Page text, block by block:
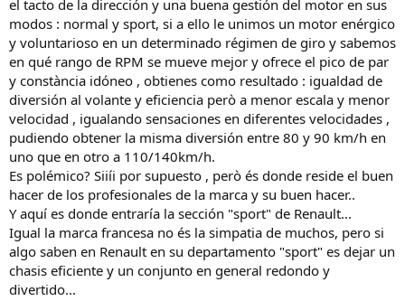
el tacto de la dirección y una buena gestión del motor en sus
modos : normal y sport, si a ello le unimos un motor enérgico
y voluntarioso en un determinado régimen de giro y sabemos
en qué rango de RPM se mueve mejor y ofrece el pico de par
y constància idóneo , obtienes como resultado : igualdad de
diversión al volante y eficiencia però a menor escala y menor
velocidad , igualando sensaciones en diferentes velocidades ,
pudiendo obtener la misma diversión entre 80 y 90 km/h en
uno que en otro a 110/140km/h.
Es polémico? Siiíi por supuesto , però és donde reside el buen
hacer de los profesionales de la marca y su buen hacer..
Y aquí es donde entraría la sección "sport" de Renault...
Igual la marca francesa no és la simpatia de muchos, pero si
algo saben en Renault en su departamento "sport" es dejar un
chasis eficiente y un conjunto en general redondo y
divertido...